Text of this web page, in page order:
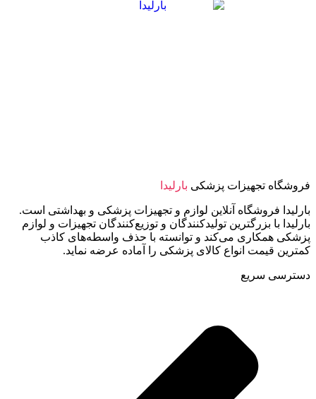
فروشگاه تجهیزات پزشکی بارلیدا
بارلیدا فروشگاه آنلاین لوازم و تجهیزات پزشکی و بهداشتی است.
بارلیدا با بزرگترین تولیدکنندگان و توزیع‌کنندگان تجهیزات و لوازم
پزشکی همکاری می‌کند و توانسته با حذف واسطه‌های کاذب
کمترین قیمت انواع کالای پزشکی را آماده عرضه نماید.
دسترسی سریع